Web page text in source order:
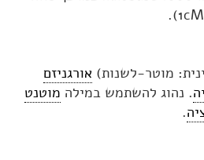
אורגניזם
. נהוג להשתמש במילה מוטנט
.